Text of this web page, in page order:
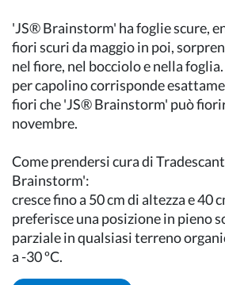
'JS® Brainstorm' ha foglie scure,
fiori scuri da maggio in poi,
nel fiore, nel bocciolo e nella
per capolino corrisponde
fiori che 'JS® Brainstorm' può
novembre.
Come prendersi cura di
Brainstorm':
cresce fino a 50 cm di altezza e 40
preferisce una posizione in pieno
parziale in qualsiasi terreno
a -30 ºC.